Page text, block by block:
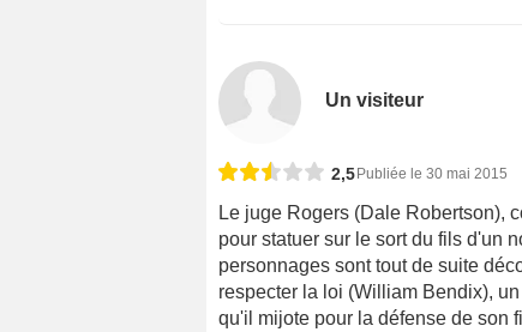
Un visiteur
2,5 Publiée le 30 mai 2015
Le juge Rogers (Dale Robertson),
pour statuer sur le sort du fils d'un
personnages sont tout de suite
respecter la loi (William Bendix),
qu'il mijote pour la défense de son